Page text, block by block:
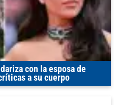
con la esposa de
a su cuerpo